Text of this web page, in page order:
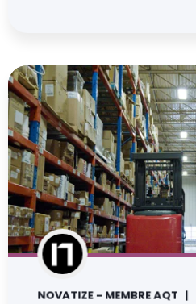
NOVATIZE - MEMBRE AQT